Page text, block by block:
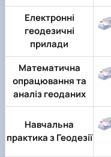
Електронні
геодезичні
прилади
Математична
опрацювання та
аналіз геоданих
Навчальна
практика з Геодезії